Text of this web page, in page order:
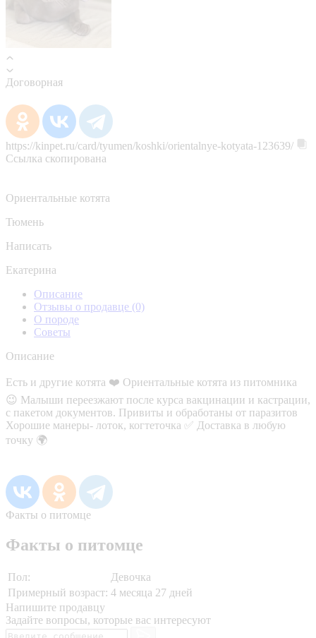
Договорная
https://kinpet.ru/card/tyumen/koshki/orientalnye-kotyata-123639/
Ссылка скопирована
Ориентальные котята
Тюмень
Написать
Екатерина
Описание
Отзывы о продавце (0)
О породе
Советы
Описание
Есть и другие котята ❤️ Ориентальные котята из питомника
😉 Малыши переезжают после курса вакцинации и кастрации,
с пакетом документов. Привиты и обработаны от паразитов
Хорошие манеры- лоток, когтеточка ✅ Доставка в любую
точку 🌍
Факты о питомце
Факты о питомце
Пол:
Девочка
Примерный возраст: 4 месяца 27 дней
Напишите продавцу
Задайте вопросы, которые вас интересуют